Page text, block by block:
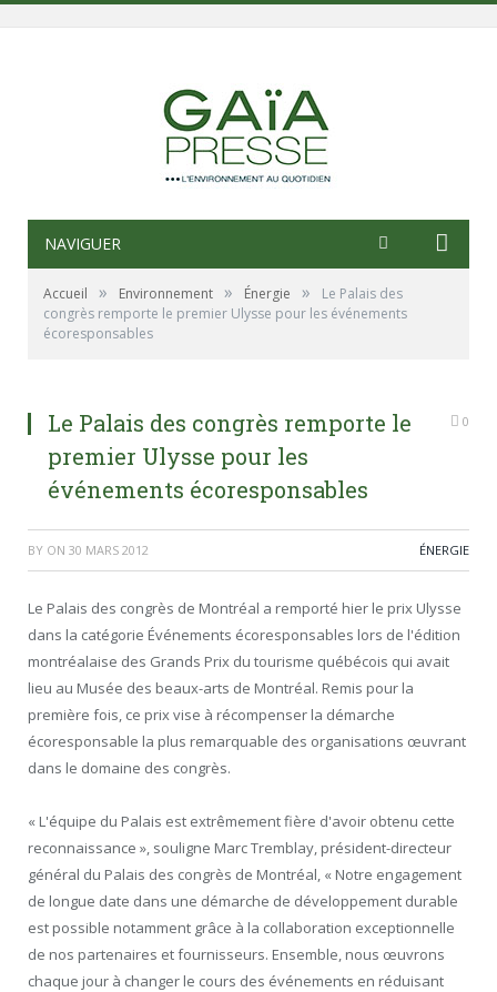
NAVIGUER
Accueil » Environnement » Énergie »
Le Palais des
congrès remporte le premier Ulysse pour les événements
écoresponsables
Le Palais des congrès remporte le
premier Ulysse pour les
événements écoresponsables
0
BY ON 30 MARS 2012 ÉNERGIE
Le Palais des congrès de Montréal a remporté hier le prix Ulysse
dans la catégorie Événements écoresponsables lors de l'édition
montréalaise des Grands Prix du tourisme québécois qui avait
lieu au Musée des beaux-arts de Montréal. Remis pour la
première fois, ce prix vise à récompenser la démarche
écoresponsable la plus remarquable des organisations œuvrant
dans le domaine des congrès.
« L'équipe du Palais est extrêmement fière d'avoir obtenu cette
reconnaissance », souligne Marc Tremblay, président-directeur
général du Palais des congrès de Montréal, « Notre engagement
de longue date dans une démarche de développement durable
est possible notamment grâce à la collaboration exceptionnelle
de nos partenaires et fournisseurs. Ensemble, nous œuvrons
chaque jour à changer le cours des événements en réduisant